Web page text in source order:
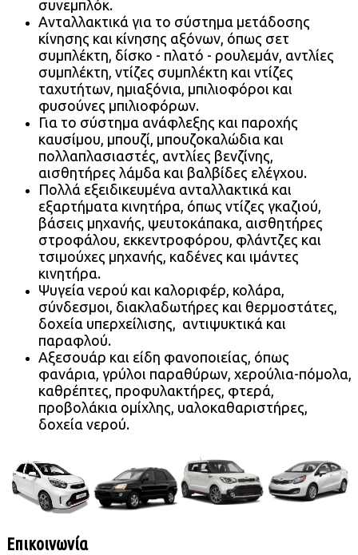
συνεμπλόκ.
Ανταλλακτικά για το σύστημα μετάδοσης
κίνησης και κίνησης αξόνων, όπως σετ
συμπλέκτη, δίσκο - πλατό - ρουλεμάν, αντλίες
συμπλέκτη, ντίζες συμπλέκτη και ντίζες
ταχυτήτων, ημιαξόνια, μπιλιοφόροι και
φυσούνες μπιλιοφόρων.
Για το σύστημα ανάφλεξης και παροχής
καυσίμου, μπουζί, μπουζοκαλώδια και
πολλαπλασιαστές, αντλίες βενζίνης,
αισθητήρες λάμδα και βαλβίδες ελέγχου.
Πολλά εξειδικευμένα ανταλλακτικά και
εξαρτήματα κινητήρα, όπως ντίζες γκαζιού,
βάσεις μηχανής, ψευτοκάπακα, αισθητήρες
στροφάλου, εκκεντροφόρου, φλάντζες και
τσιμούχες μηχανής, καδένες και ιμάντες
κινητήρα.
Ψυγεία νερού και καλοριφέρ, κολάρα,
σύνδεσμοι, διακλαδωτήρες και θερμοστάτες,
δοχεία υπερχείλισης, αντιψυκτικά και
παραφλού.
Αξεσουάρ και είδη φανοποιείας, όπως
φανάρια, γρύλοι παραθύρων, χερούλια-πόμολα,
καθρέπτες, προφυλακτήρες, φτερά,
προβολάκια ομίχλης, υαλοκαθαριστήρες,
δοχεία νερού.
Επικοινωνία